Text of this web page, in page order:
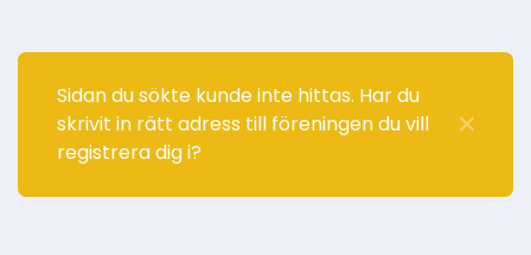
Sidan du sökte kunde inte hittas. Har du
skrivit in rätt adress till föreningen du vill
registrera dig i?